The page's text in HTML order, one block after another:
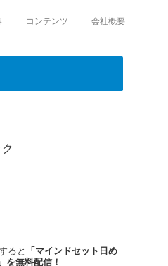
コンテンツ 会社概要
ると
「マインドセット日め
を無料配信！